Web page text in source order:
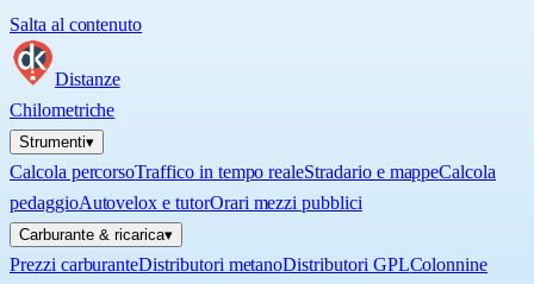
Salta al contenuto
Distanze
Chilometriche
Strumenti▾
Calcola percorsoTraffico in tempo realeStradario e mappeCalcola
pedaggioAutovelox e tutorOrari mezzi pubblici
Carburante & ricarica▾
Prezzi carburanteDistributori metanoDistributori GPLColonnine